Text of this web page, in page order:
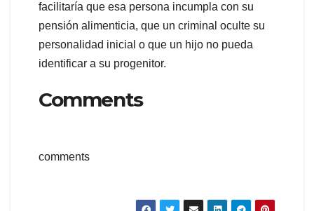
facilitaría que esa persona incumpla con su
pensión alimenticia, que un criminal oculte su
personalidad inicial o que un hijo no pueda
identificar a su progenitor.
Comments
comments